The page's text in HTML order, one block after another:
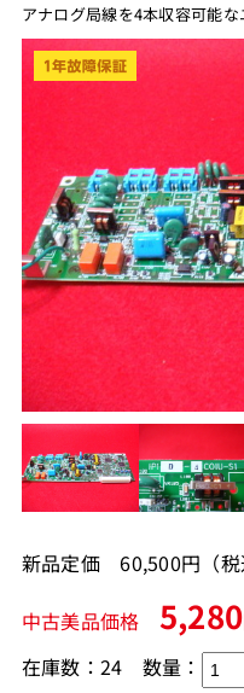
アナログ局線を4本収容可能な
新品定価 60,500円（税
中古美品価格 5,280
在庫数：24 数量：